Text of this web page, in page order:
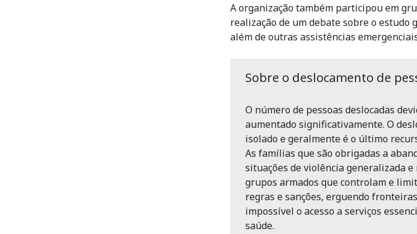
A organização também participou em
realização de um debate sobre o estudo
além de outras assistências
Sobre o deslocamento de
O número de pessoas deslocadas
aumentado significativamente. O
isolado e geralmente é o último
As famílias que são obrigadas a
situações de violência generalizada
grupos armados que controlam e
regras e sanções, erguendo
impossível o acesso a serviços
saúde.